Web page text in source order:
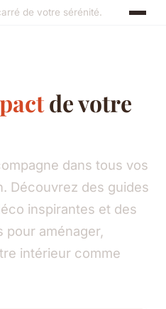
de votre sérénité.
de votre
dans tous vos
Découvrez des guides
inspirantes et des
pour aménager,
intérieur comme